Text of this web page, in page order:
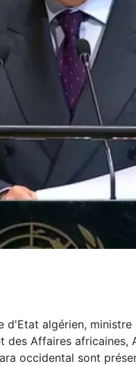
d'Etat algérien,
des Affaires africaines,
occidental sont